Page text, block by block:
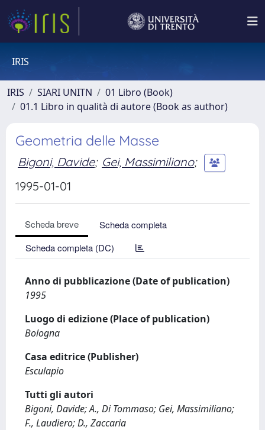
IRIS
IRIS SIARI UNITN
01 Libro (Book)
01.1 Libro in qualità di autore (Book as author)
Geometria delle Masse
Bigoni, Davide; Gei, Massimiliano;
1995-01-01
Scheda breve
Scheda completa
Scheda completa (DC)
Anno di pubblicazione (Date of publication)
1995
Luogo di edizione (Place of publication)
Bologna
Casa editrice (Publisher)
Esculapio
Tutti gli autori
Bigoni, Davide; A., Di Tommaso; Gei, Massimiliano;
F., Laudiero; D., Zaccaria